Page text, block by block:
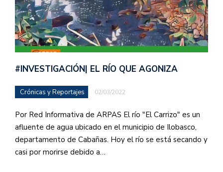
#INVESTIGACIÓN| EL RÍO QUE AGONIZA
Crónicas y Reportajes 02/03/2022
Por Red Informativa de ARPAS El río "El Carrizo" es un
afluente de agua ubicado en el municipio de Ilobasco,
departamento de Cabañas. Hoy el río se está secando y
casi por morirse debido a…